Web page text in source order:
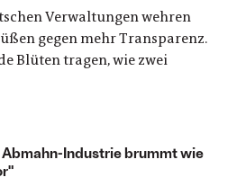
Verwaltungen wehren
gegen mehr Transparenz.
Blüten tragen, wie zwei
Abmahn-Industrie brummt wie